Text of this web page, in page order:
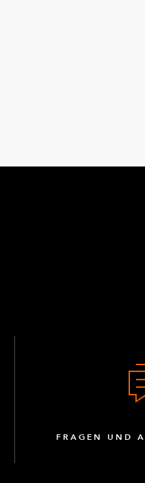
FRAGEN UND